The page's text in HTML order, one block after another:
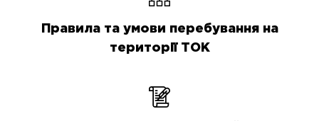
Правила та умови перебування на
території ТОК